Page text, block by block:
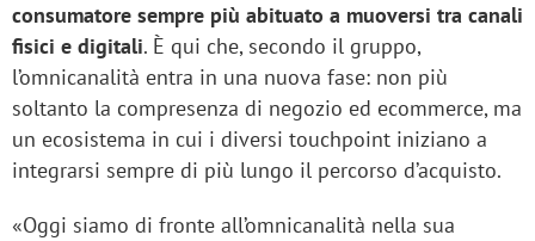
consumatore sempre più abituato a muoversi tra canali
fisici e digitali. È qui che, secondo il gruppo,
l’omnicanalità entra in una nuova fase: non più
soltanto la compresenza di negozio ed ecommerce, ma
un ecosistema in cui i diversi touchpoint iniziano a
integrarsi sempre di più lungo il percorso d’acquisto.
«Oggi siamo di fronte all’omnicanalità nella sua